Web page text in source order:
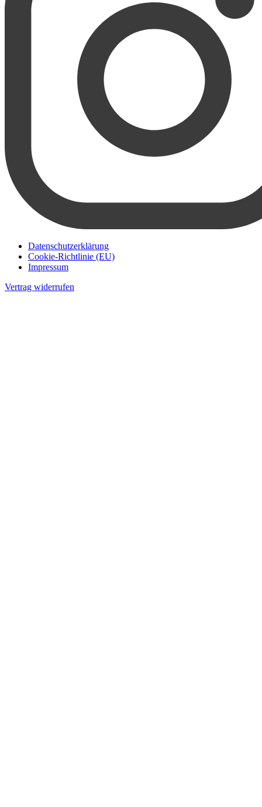
Datenschutzerklärung
Cookie-Richtlinie (EU)
Impressum
Vertrag widerrufen